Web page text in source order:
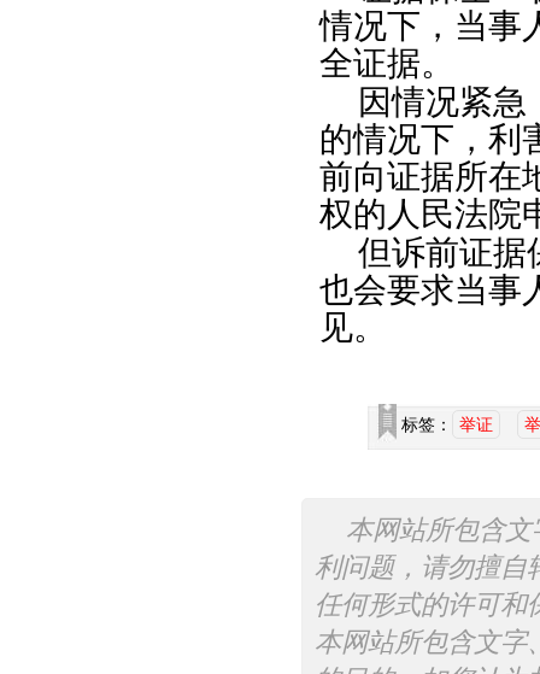
情况下，当事
全证据。
因情况紧
的情况下，利
前向证据所在
权的人民法院
但诉前证据
也会要求当事
见。
标签： 举证
本网站所包含
利问题，请勿擅自
任何形式的许可和
本网站所包含文字